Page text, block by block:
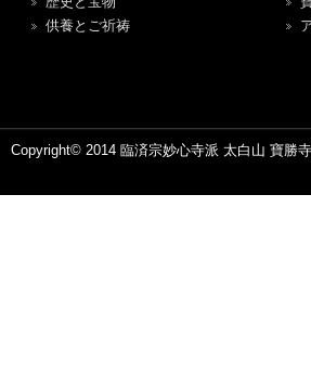
供養とご祈祷
Copyright© 2014 臨済宗妙心寺派 太白山 寶勝